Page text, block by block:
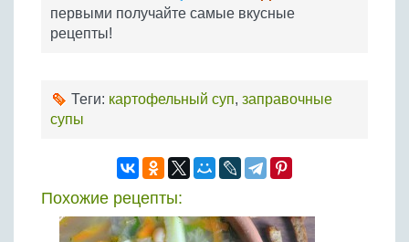
первыми получайте самые вкусные
рецепты!
Теги: картофельный суп, заправочные
супы
Похожие рецепты: